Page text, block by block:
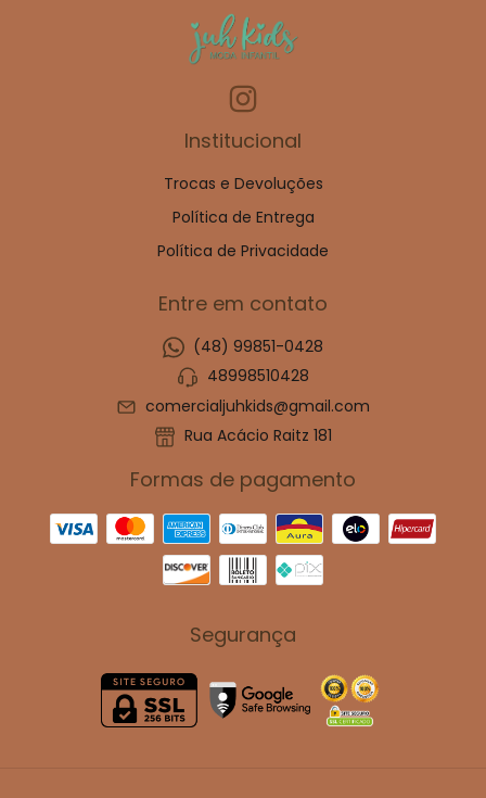
Institucional
Trocas e Devoluções
Política de Entrega
Política de Privacidade
Entre em contato
(48) 99851-0428
48998510428
comercialjuhkids@gmail.com
Rua Acácio Raitz 181
Formas de pagamento
Segurança